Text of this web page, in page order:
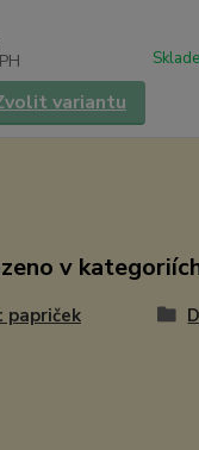
variantu
v
papriček